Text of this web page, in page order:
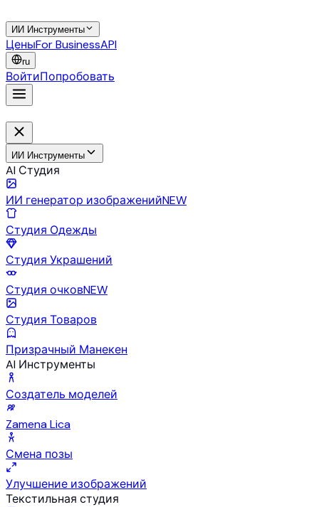
ИИ Инструменты
ЦеныFor BusinessAPI
ru
ВойтиПопробовать
ИИ Инструменты
AI Студия
ИИ генератор изображенийNEW
Студия Одежды
Студия Украшений
Студия очковNEW
Студия Товаров
Призрачный Манекен
AI Инструменты
Создатель моделей
Zamena Lica
Смена позы
Улучшение изображений
Текстильная студия